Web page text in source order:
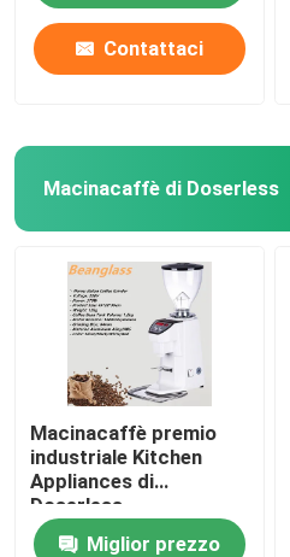
Contattaci
Macinacaffè di Doserless
Macinacaffè premio
industriale Kitchen
Appliances di
Doserless
Miglior prezzo